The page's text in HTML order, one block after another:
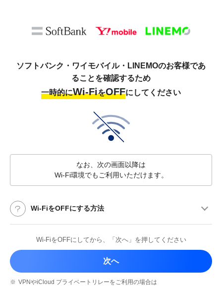
ソフトバンク・ワイモバイル・LINEMOのお客様であ
ることを確認するため
一時的にWi-FiをOFFにしてください
なお、次の画面以降は
Wi-Fi環境でもご利用いただけます。
Wi-FiをOFFにする方法
Wi-FiをOFFにしてから、 「次へ」を押してください
次へ
※ VPNやiCloud プライベートリレーを ご利用の場合は